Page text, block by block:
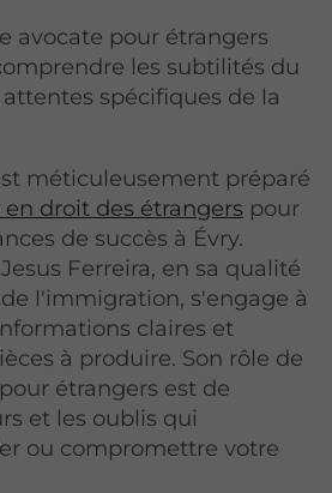
avocate pour étrangers
les subtilités du
spécifiques de la
méticuleusement préparé
droit des étrangers pour
de succès à Évry.
Ferreira, en sa qualité
l'immigration, s'engage à
claires et
à produire. Son rôle de
étrangers est de
et les oublis qui
ou compromettre votre